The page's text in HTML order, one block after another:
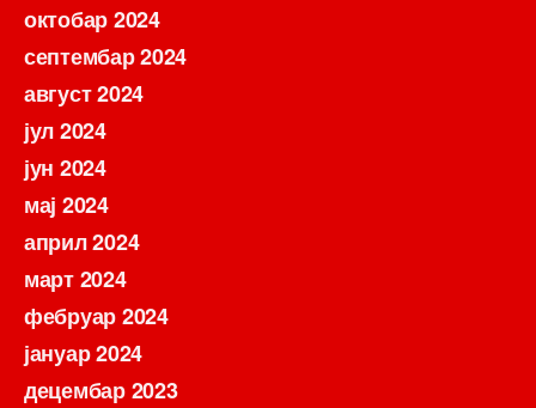
октобар 2024
септембар 2024
август 2024
јул 2024
јун 2024
мај 2024
април 2024
март 2024
фебруар 2024
јануар 2024
децембар 2023